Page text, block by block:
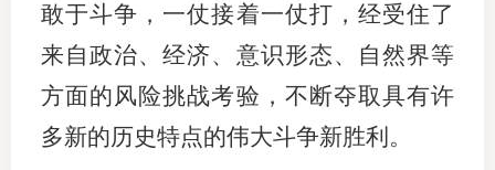
敢于斗争，一仗接着一仗打，经受住了
来自政治、经济、意识形态、自然界等
方面的风险挑战考验，不断夺取具有许
多新的历史特点的伟大斗争新胜利。